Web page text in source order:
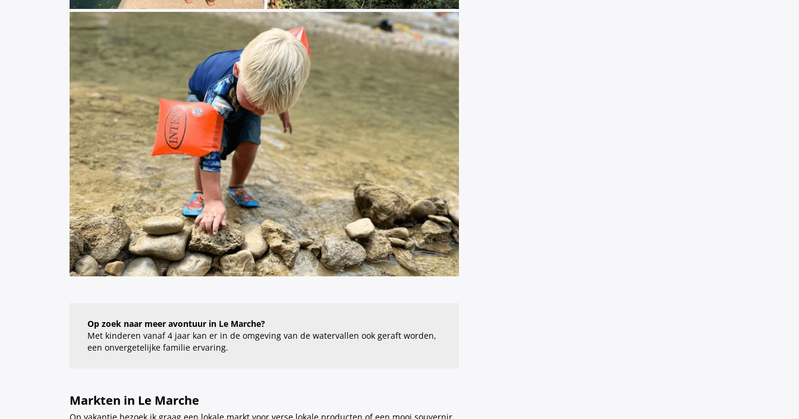
Op zoek naar meer avontuur in Le Marche?
Met kinderen vanaf 4 jaar kan er in de omgeving van de watervallen ook geraft worden,
een onvergetelijke familie ervaring.
Markten in Le Marche
Op vakantie bezoek ik graag een lokale markt voor verse lokale producten of een mooi souvernir